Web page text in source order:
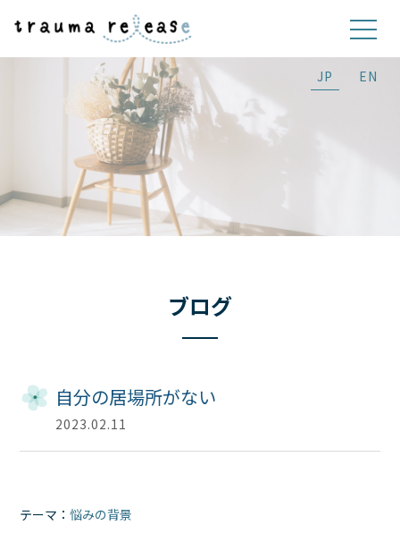
ブログ
自分の居場所がない
2023.02.11
テーマ：悩みの背景
JP EN